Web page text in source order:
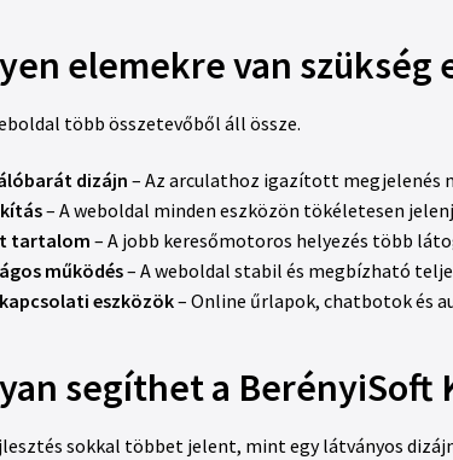
elemekre van szükség
több összetevőből áll össze.
dizájn – Az arculathoz igazított megjelenés
– A weboldal minden eszközön tökéletesen
tartalom – A jobb keresőmotoros helyezés több
működés– A weboldal stabil és megbízható
eszközök– Online űrlapok, chatbotok és
segíthet a BerényiSoft
sokkal többet jelent, mint egy látványos